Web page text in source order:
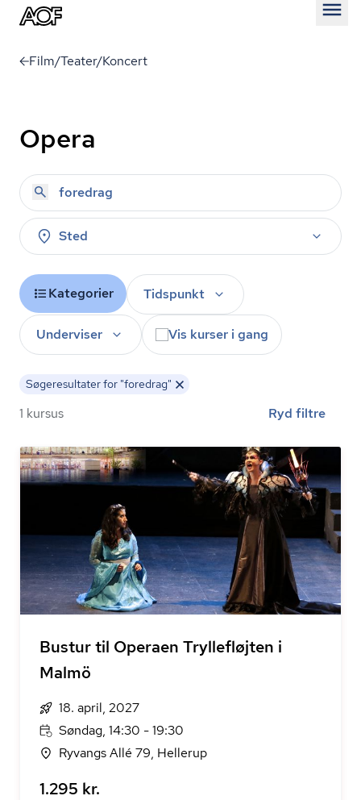
Film/Teater/Koncert
Opera
Sted
Kategorier Tidspunkt
Underviser Vis kurser i gang
Søgeresultater for "foredrag"
1 kursus Ryd filtre
Bustur til Operaen Tryllefløjten i
Malmö
18. april, 2027
Søndag, 14:30 - 19:30
Ryvangs Allé 79, Hellerup
1.295 kr.